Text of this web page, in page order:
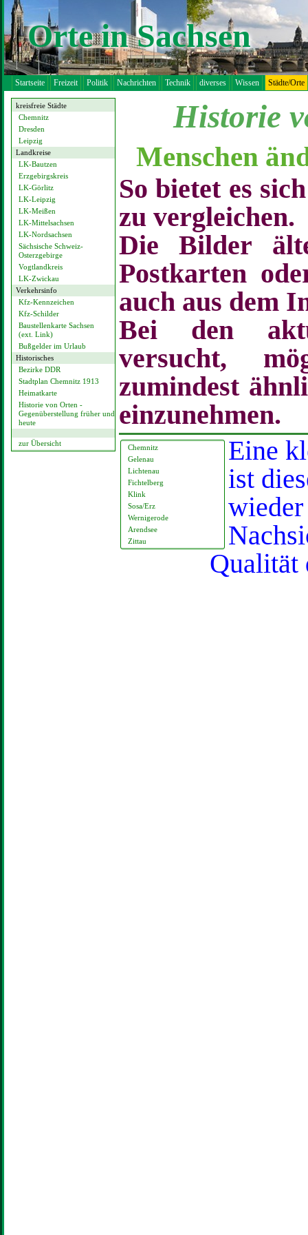
Orte in Sachsen
Startseite Freizeit Politik Nachrichten Technik diverses Wissen Städte/Orte
kreisfreie Städte
Chemnitz
Dresden
Leipzig
Landkreise
LK-Bautzen
Erzgebirgskreis
LK-Görlitz
LK-Leipzig
LK-Meißen
LK-Mittelsachsen
LK-Nordsachsen
Sächsische Schweiz-
Osterzgebirge
Vogtlandkreis
LK-Zwickau
Verkehrsinfo
Kfz-Kennzeichen
Kfz-Schilder
Baustellenkarte Sachsen
(ext. Link)
Bußgelder im Urlaub
Historisches
Bezirke DDR
Stadtplan Chemnitz 1913
Heimatkarte
Historie von Orten -
Gegenüberstellung früher und
heute
zur Übersicht
Historie
Menschen
So bietet es
zu vergleichen.
Die Bilder
Postkarten
auch aus dem
Bei den
versucht,
zumindest
einzunehmen.
Chemnitz
Gelenau
Lichtenau
Fichtelberg
Klink
Sosa/Erz
Wernigerode
Arendsee
Zittau
Eine
ist
Qualität